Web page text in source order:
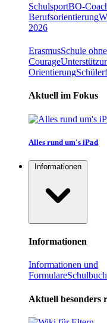
SchulsportBO-
Berufsorientierung
2026
ErasmusSchule
Courage
Orientierung
Aktuell im Fokus
Alles rund um's iPad
Informationen
Informationen
Informationen und
Formulare
Aktuell besonders